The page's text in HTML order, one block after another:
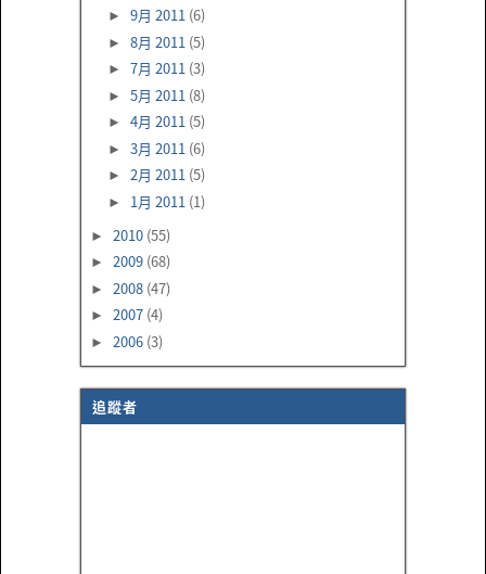
► 9月 2011 (6)
► 8月 2011 (5)
► 7月 2011 (3)
► 5月 2011 (8)
► 4月 2011 (5)
► 3月 2011 (6)
► 2月 2011 (5)
► 1月 2011 (1)
► 2010 (55)
► 2009 (68)
► 2008 (47)
► 2007 (4)
► 2006 (3)
追蹤者